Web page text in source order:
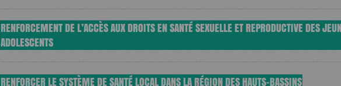
RENFORCEMENT DE L’ACCÈS AUX DROITS EN SANTÉ SEXUELLE ET REPRODUCTIVE DES
ADOLESCENTS
RENFORCER LE SYSTÈME DE SANTÉ LOCAL DANS LA RÉGION DES HAUTS-BASSINS